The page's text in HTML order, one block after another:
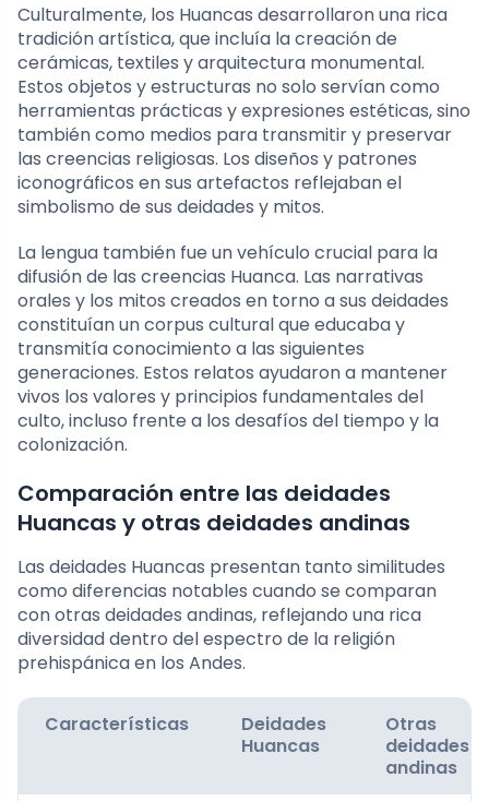
Culturalmente, los Huancas desarrollaron una rica
tradición artística, que incluía la creación de
cerámicas, textiles y arquitectura monumental.
Estos objetos y estructuras no solo servían como
herramientas prácticas y expresiones estéticas, sino
también como medios para transmitir y preservar
las creencias religiosas. Los diseños y patrones
iconográficos en sus artefactos reflejaban el
simbolismo de sus deidades y mitos.
La lengua también fue un vehículo crucial para la
difusión de las creencias Huanca. Las narrativas
orales y los mitos creados en torno a sus deidades
constituían un corpus cultural que educaba y
transmitía conocimiento a las siguientes
generaciones. Estos relatos ayudaron a mantener
vivos los valores y principios fundamentales del
culto, incluso frente a los desafíos del tiempo y la
colonización.
Comparación entre las deidades
Huancas y otras deidades andinas
Las deidades Huancas presentan tanto similitudes
como diferencias notables cuando se comparan
con otras deidades andinas, reflejando una rica
diversidad dentro del espectro de la religión
prehispánica en los Andes.
Características
Deidades
Huancas
Otras
deidades
andinas